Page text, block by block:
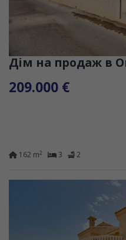
Дім на продаж в
209.000 €
162 m2 3 2